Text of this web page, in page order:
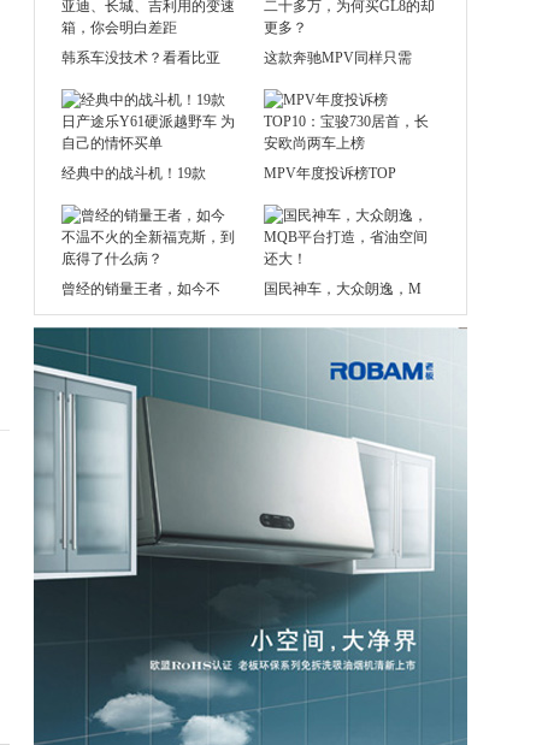
韩系车没技术？看看比亚 这款奔驰MPV同样只需
经典中的战斗机！19款 MPV年度投诉榜TOP
曾经的销量王者，如今不 国民神车，大众朗逸，M